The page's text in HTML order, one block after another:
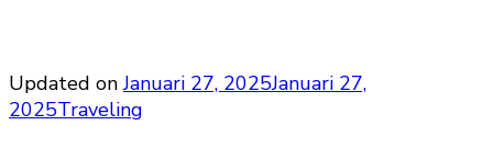
Updated onJanuari 27, 2025Januari 27,
2025Traveling